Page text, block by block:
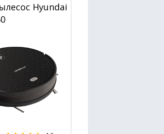
Hyundai